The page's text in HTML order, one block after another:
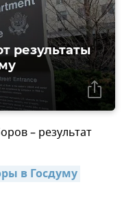
результаты
– результат
в Госдуму